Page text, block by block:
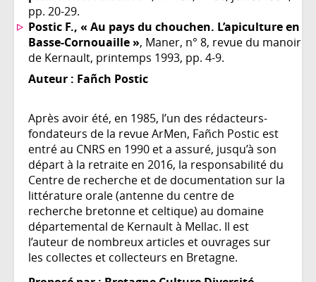
pp. 20-29.
Postic F., « Au pays du chouchen. L’apiculture en
Basse-Cornouaille », Maner, n° 8, revue du manoir
de Kernault, printemps 1993, pp. 4-9.
Auteur : Fañch Postic
Après avoir été, en 1985, l’un des rédacteurs-
fondateurs de la revue ArMen, Fañch Postic est
entré au CNRS en 1990 et a assuré, jusqu’à son
départ à la retraite en 2016, la responsabilité du
Centre de recherche et de documentation sur la
littérature orale (antenne du centre de
recherche bretonne et celtique) au domaine
départemental de Kernault à Mellac. Il est
l’auteur de nombreux articles et ouvrages sur
les collectes et collecteurs en Bretagne.